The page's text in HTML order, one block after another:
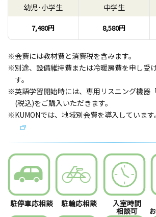
幼児･小学生
7,480円
中学生
8,580円
※会費には教材費と消費税を含みます。
※別途、設備維持費または冷暖房費を申し受
す。
※英語学習開始時には、専用リスニング機器
(税込)をご購入いただきます。
※KUMONでは、地域別会費を導入していま
駐停車応相談 駐輪応相談 入室時間
相談可